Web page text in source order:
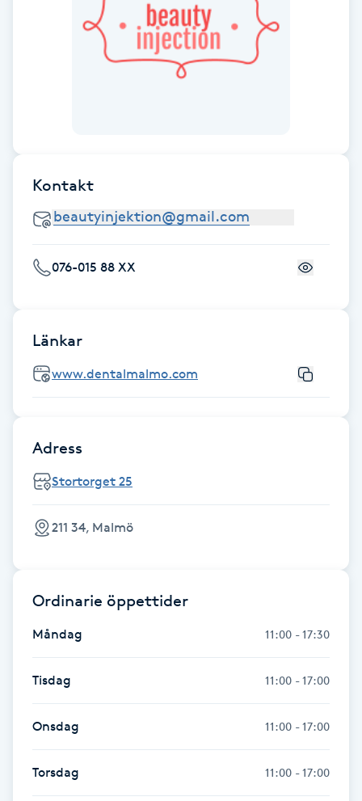
Fransborttagning
Fransförlängning
Fransförlängning Volym
Fransk manikyr
Fransrengöring
Frisör
Kontakt
076-015 88 XX
Länkar
www.dentalmalmo.com
Adress
Stortorget 25
211 34, Malmö
Ordinarie öppettider
Måndag 11:00 - 17:30
Tisdag 11:00 - 17:00
Onsdag 11:00 - 17:00
Torsdag 11:00 - 17:00